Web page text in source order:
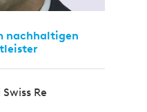
nachhaltigen
Re